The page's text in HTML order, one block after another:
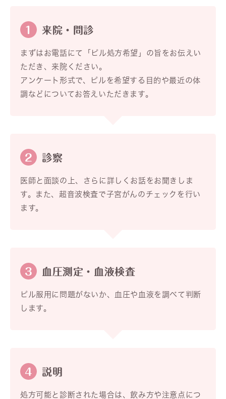
1 来院・問診
まずはお電話にて「ピル処方希望」の旨をお伝えい
ただき、来院ください。
アンケート形式で、ピルを希望する目的や最近の体
調などについてお答えいただきます。
2 診察
医師と面談の上、さらに詳しくお話をお聞きしま
す。また、超音波検査で子宮がんのチェックを行い
ます。
3 血圧測定・血液検査
ピル服用に問題がないか、血圧や血液を調べて判断
します。
4 説明
処方可能と診断された場合は、飲み方や注意点につ